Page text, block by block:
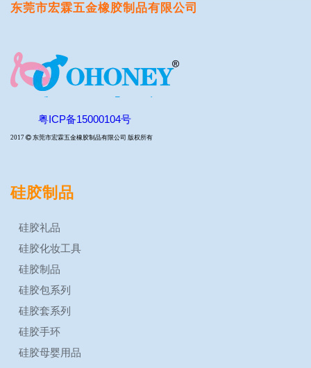
东莞市宏霖五金橡胶制品有限公司
粤ICP备15000104号
2017  东莞市宏霖五金橡胶制品有限公司 版权所有
硅胶制品
硅胶礼品
硅胶化妆工具
硅胶制品
硅胶包系列
硅胶套系列
硅胶手环
硅胶母婴用品